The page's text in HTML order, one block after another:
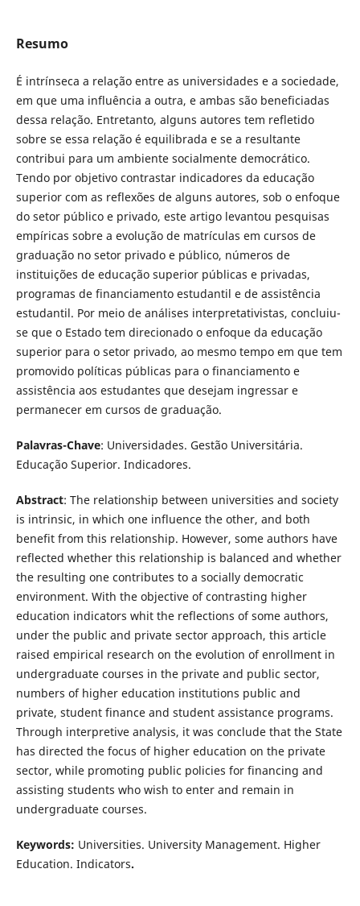
Resumo
É intrínseca a relação entre as universidades e a sociedade,
em que uma influência a outra, e ambas são beneficiadas
dessa relação. Entretanto, alguns autores tem refletido
sobre se essa relação é equilibrada e se a resultante
contribui para um ambiente socialmente democrático.
Tendo por objetivo contrastar indicadores da educação
superior com as reflexões de alguns autores, sob o enfoque
do setor público e privado, este artigo levantou pesquisas
empíricas sobre a evolução de matrículas em cursos de
graduação no setor privado e público, números de
instituições de educação superior públicas e privadas,
programas de financiamento estudantil e de assistência
estudantil. Por meio de análises interpretativistas, concluiu-
se que o Estado tem direcionado o enfoque da educação
superior para o setor privado, ao mesmo tempo em que tem
promovido políticas públicas para o financiamento e
assistência aos estudantes que desejam ingressar e
permanecer em cursos de graduação.
Palavras-Chave: Universidades. Gestão Universitária.
Educação Superior. Indicadores.
Abstract: The relationship between universities and society
is intrinsic, in which one influence the other, and both
benefit from this relationship. However, some authors have
reflected whether this relationship is balanced and whether
the resulting one contributes to a socially democratic
environment. With the objective of contrasting higher
education indicators whit the reflections of some authors,
under the public and private sector approach, this article
raised empirical research on the evolution of enrollment in
undergraduate courses in the private and public sector,
numbers of higher education institutions public and
private, student finance and student assistance programs.
Through interpretive analysis, it was conclude that the State
has directed the focus of higher education on the private
sector, while promoting public policies for financing and
assisting students who wish to enter and remain in
undergraduate courses.
Keywords: Universities. University Management. Higher
Education. Indicators.